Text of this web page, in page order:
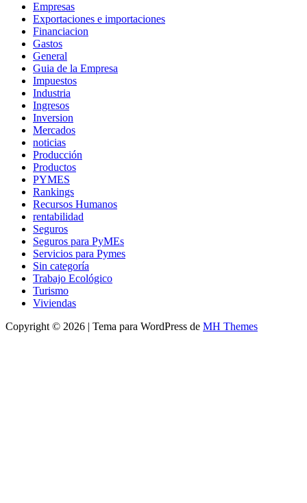
Empresas
Exportaciones e importaciones
Financiacion
Gastos
General
Guia de la Empresa
Impuestos
Industria
Ingresos
Inversion
Mercados
noticias
Producción
Productos
PYMES
Rankings
Recursos Humanos
rentabilidad
Seguros
Seguros para PyMEs
Servicios para Pymes
Sin categoría
Trabajo Ecológico
Turismo
Viviendas
Copyright © 2026 | Tema para WordPress de MH Themes